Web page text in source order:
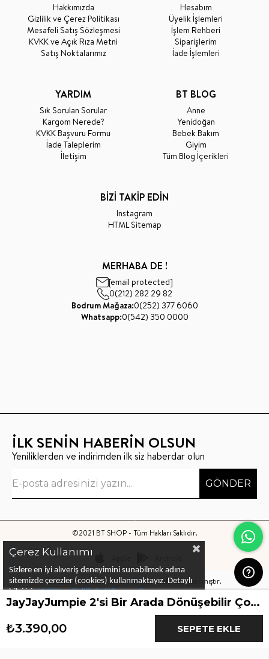
Hakkımızda
Gizlilik ve Çerez Politikası
Mesafeli Satış Sözleşmesi
KVKK ve Açık Rıza Metni
Satış Noktalarımız
Hesabım
Üyelik İşlemleri
İşlem Rehberi
Siparişlerim
İade İşlemleri
YARDIM
Sık Sorulan Sorular
Kargom Nerede?
KVKK Başvuru Formu
İade Taleplerim
İletişim
BT BLOG
Anne
Yenidoğan
Bebek Bakım
Giyim
Tüm Blog İçerikleri
BİZİ TAKİP EDİN
Instagram
HTML Sitemap
MERHABA DE !
[email protected]
0(212) 282 29 82
Bodrum Mağaza:0(252) 377 6060
Whatsapp:0(542) 350 0000
İLK SENİN HABERİN OLSUN
Yeniliklerden ve indirimden ilk siz haberdar olun
GÖNDER
©2021 BT SHOP - Tüm Hakları Saklıdır.
Bu sitenin kurulumuKeyo Digitaltarafından yapılmıştır.
Çerez Kullanımı
Sizlere en iyi alıveriş deneyimini sunabilmek adına
sitemizde çerezler (cookies) kullanmaktayız. Detaylı
bilgi için KVKK ve Gizlilik Politikası veÇerez
Politikalarını inceleyebilirsiniz JayJayJumpie 2'si Bir Arada Dönüşebilir Çocuk Sweatshirt & Süveter | Mavi
₺3.390,00